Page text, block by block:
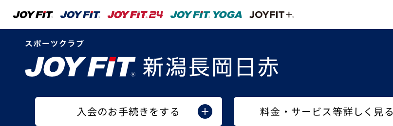
入会のお手続きをする 料金・サービス等詳しく見る